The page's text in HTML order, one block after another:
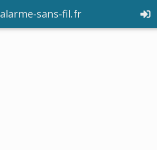
alarme-sans-fil.fr